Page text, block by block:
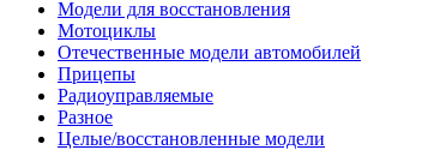
Модели для восстановления
Мотоциклы
Отечественные модели автомобилей
Прицепы
Радиоуправляемые
Разное
Целые/восстановленные модели